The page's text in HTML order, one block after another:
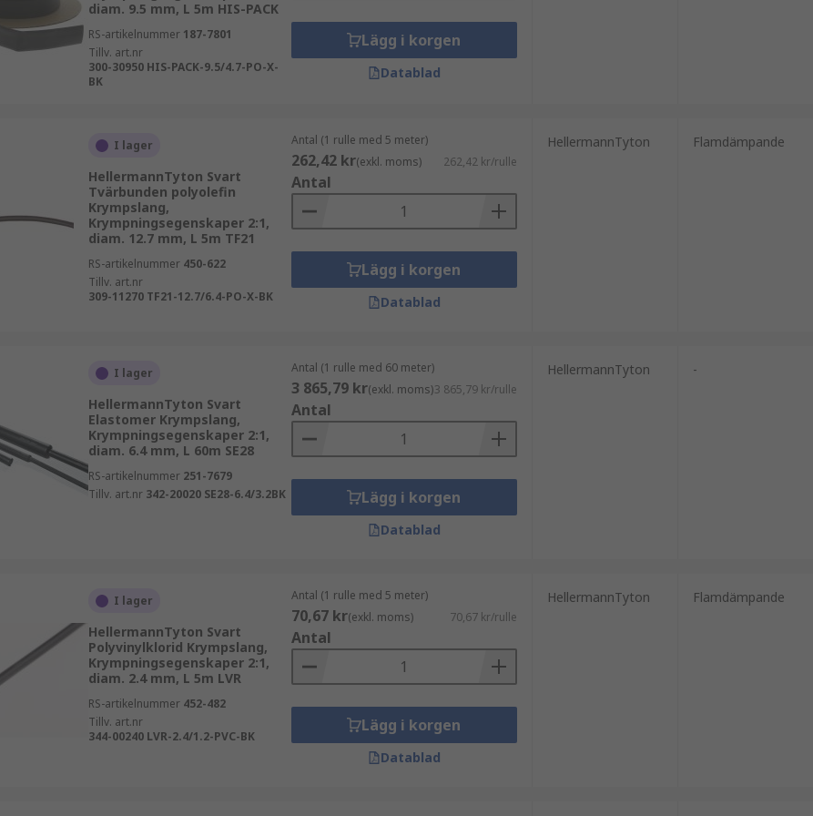
diam. 9.5 mm, L 5m HIS-PACK
RS-artikelnummer 187-7801
Tillv. art.nr
300-30950 HIS-PACK-9.5/4.7-PO-X-
BK
Lägg i korgen
Datablad
I lager
HellermannTyton Svart
Tvärbunden polyolefin
Krympslang,
Krympningsegenskaper 2:1,
diam. 12.7 mm, L 5m TF21
RS-artikelnummer 450-622
Tillv. art.nr
309-11270 TF21-12.7/6.4-PO-X-BK
Antal (1 rulle med 5 meter)
262,42 kr(exkl. moms) 262,42 kr/rulle
Antal
Lägg i korgen
Datablad
HellermannTyton Flamdämpande
I lager
HellermannTyton Svart
Elastomer Krympslang,
Krympningsegenskaper 2:1,
diam. 6.4 mm, L 60m SE28
RS-artikelnummer 251-7679
Tillv. art.nr 342-20020 SE28-6.4/3.2BK
Antal (1 rulle med 60 meter)
3 865,79 kr(exkl. moms)3 865,79 kr/rulle
Antal
Lägg i korgen
Datablad
HellermannTyton -
I lager
HellermannTyton Svart
Polyvinylklorid Krympslang,
Krympningsegenskaper 2:1,
diam. 2.4 mm, L 5m LVR
RS-artikelnummer 452-482
Tillv. art.nr
344-00240 LVR-2.4/1.2-PVC-BK
Antal (1 rulle med 5 meter)
70,67 kr(exkl. moms) 70,67 kr/rulle
Antal
Lägg i korgen
Datablad
HellermannTyton Flamdämpande